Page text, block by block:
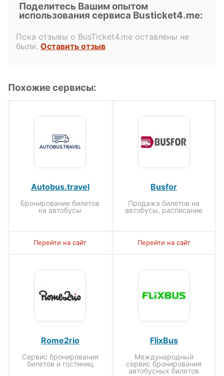
Поделитесь Вашим опытом
использования сервиса Busticket4.me:
Пока отзывы о BusTicket4.me оставлены не
были. Оставить отзыв
Похожие сервисы:
Autobus.travel
Бронирование билетов
на автобусы
Перейти на сайт
Busfor
Продажа билетов на
автобусы, расписание
Перейти на сайт
Rome2rio
Сервис бронирования
билетов и гостиниц
FlixBus
Международный
сервис бронирования
автобусных билетов